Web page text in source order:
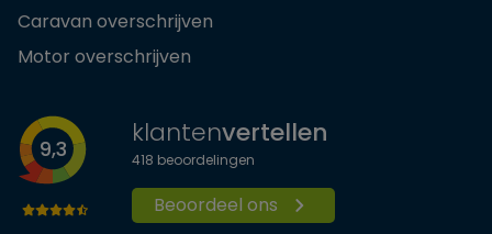
Caravan overschrijven
Motor overschrijven
9,3 klantenvertellen
418 beoordelingen
Beoordeel ons